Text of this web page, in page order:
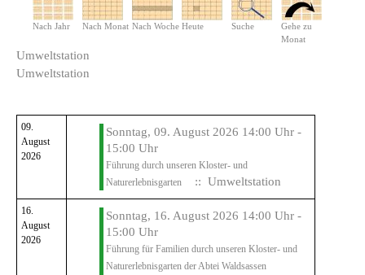
Nach Jahr Nach Monat Nach Woche Heute Suche
Gehe zu
Monat
Umweltstation
Umweltstation
09.
August
2026
Sonntag, 09. August 2026 14:00 Uhr -
15:00 Uhr
Führung durch unseren Kloster- und
Naturerlebnisgarten
:: Umweltstation
16.
August
2026
Sonntag, 16. August 2026 14:00 Uhr -
15:00 Uhr
Führung für Familien durch unseren Kloster- und
Naturerlebnisgarten der Abtei Waldsassen